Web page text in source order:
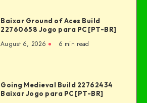
Baixar Ground of Aces Build
22760658 Jogo para PC [PT-BR]
August 6, 2026 6 min read
Going Medieval Build 22762434
Baixar Jogo para PC [PT-BR]